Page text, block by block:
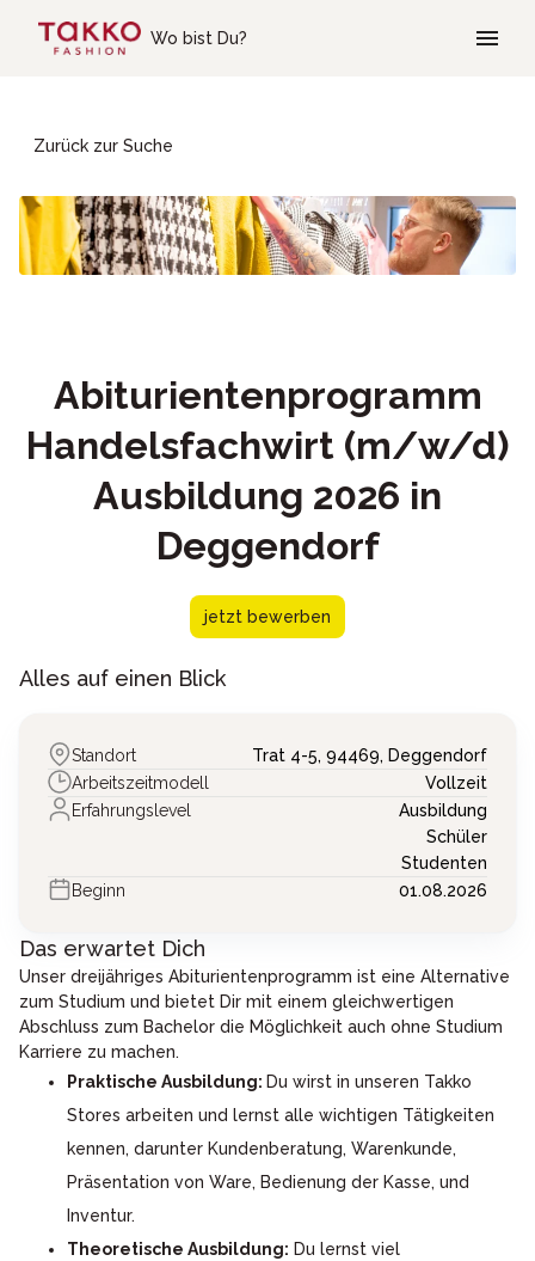
Wo bist Du?
Zurück zur Suche
Abiturientenprogramm
Handelsfachwirt (m/w/d)
Ausbildung 2026 in
Deggendorf
jetzt bewerben
Alles auf einen Blick
Standort Trat 4-5, 94469, Deggendorf
Arbeitszeitmodell
Vollzeit
Erfahrungslevel
Ausbildung
Schüler
Studenten
Beginn
01.08.2026
Das erwartet Dich
Unser dreijähriges Abiturientenprogramm ist eine Alternative
zum Studium und bietet Dir mit einem gleichwertigen
Abschluss zum Bachelor die Möglichkeit auch ohne Studium
Karriere zu machen.
Praktische Ausbildung: Du wirst in unseren Takko
Stores arbeiten und lernst alle wichtigen Tätigkeiten
kennen, darunter Kundenberatung, Warenkunde,
Präsentation von Ware, Bedienung der Kasse, und
Inventur.
Theoretische Ausbildung: Du lernst viel